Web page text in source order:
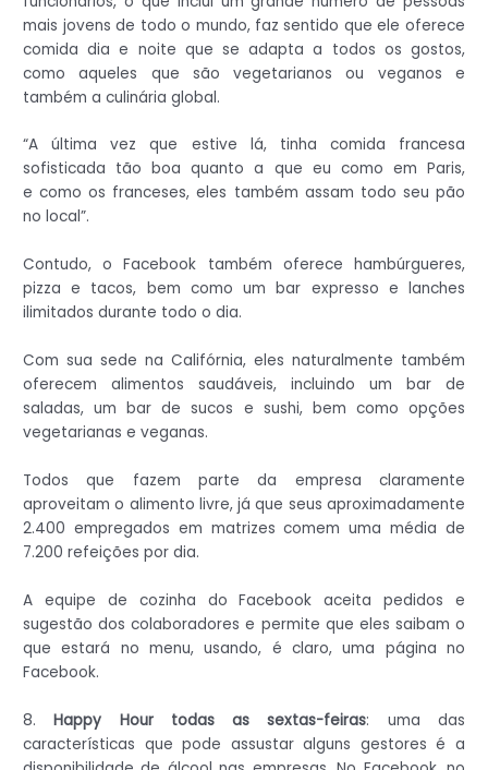
mais jovens de todo o mundo, faz sentido que ele oferece
comida dia e noite que se adapta a todos os gostos,
como aqueles que são vegetarianos ou veganos e
também a culinária global.
“A última vez que estive lá, tinha comida francesa
sofisticada tão boa quanto a que eu como em Paris,
e como os franceses, eles também assam todo seu pão
no local”.
Contudo, o Facebook também oferece hambúrgueres,
pizza e tacos, bem como um bar expresso e lanches
ilimitados durante todo o dia.
Com sua sede na Califórnia, eles naturalmente também
oferecem alimentos saudáveis, incluindo um bar de
saladas, um bar de sucos e sushi, bem como opções
vegetarianas e veganas.
Todos que fazem parte da empresa claramente
aproveitam o alimento livre, já que seus aproximadamente
2.400 empregados em matrizes comem uma média de
7.200 refeições por dia.
A equipe de cozinha do Facebook aceita pedidos e
sugestão dos colaboradores e permite que eles saibam o
que estará no menu, usando, é claro, uma página no
Facebook.
8.Happy Hour todas as sextas-feiras: uma das
características que pode assustar alguns gestores é a